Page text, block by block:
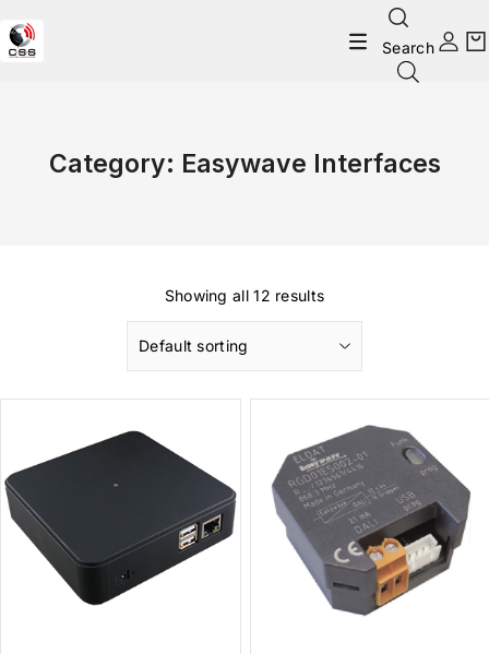
Search
Category: Easywave Interfaces
Showing all 12 results
Default sorting